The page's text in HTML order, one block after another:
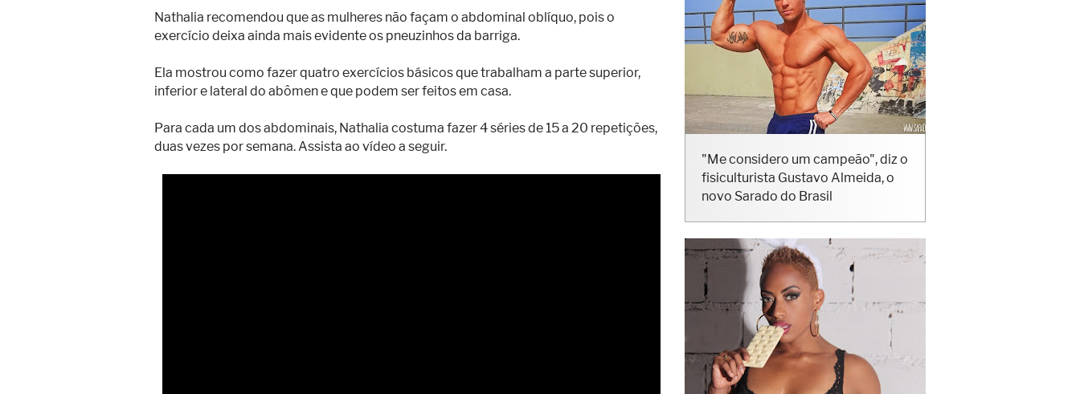
Nathalia recomendou que as mulheres não façam o abdominal oblíquo, pois o
exercício deixa ainda mais evidente os pneuzinhos da barriga.
Ela mostrou como fazer quatro exercícios básicos que trabalham a parte superior,
inferior e lateral do abômen e que podem ser feitos em casa.
Para cada um dos abdominais, Nathalia costuma fazer 4 séries de 15 a 20 repetições,
duas vezes por semana. Assista ao vídeo a seguir.
"Me considero um campeão", diz o
fisiculturista Gustavo Almeida, o
novo Sarado do Brasil